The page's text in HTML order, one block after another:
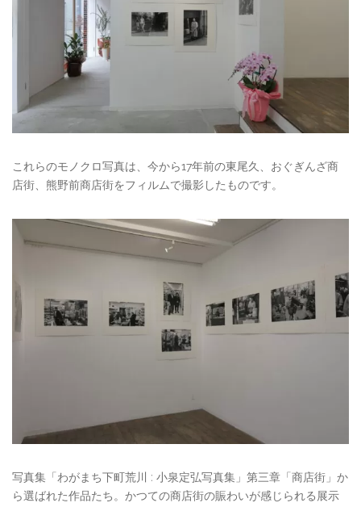
これらのモノクロ写真は、今から17年前の東尾久、おぐぎんざ商
店街、熊野前商店街をフィルムで撮影したものです。
写真集「わがまち下町荒川 : 小泉定弘写真集」第三章「商店街」か
ら選ばれた作品たち。かつての商店街の賑わいが感じられる展示